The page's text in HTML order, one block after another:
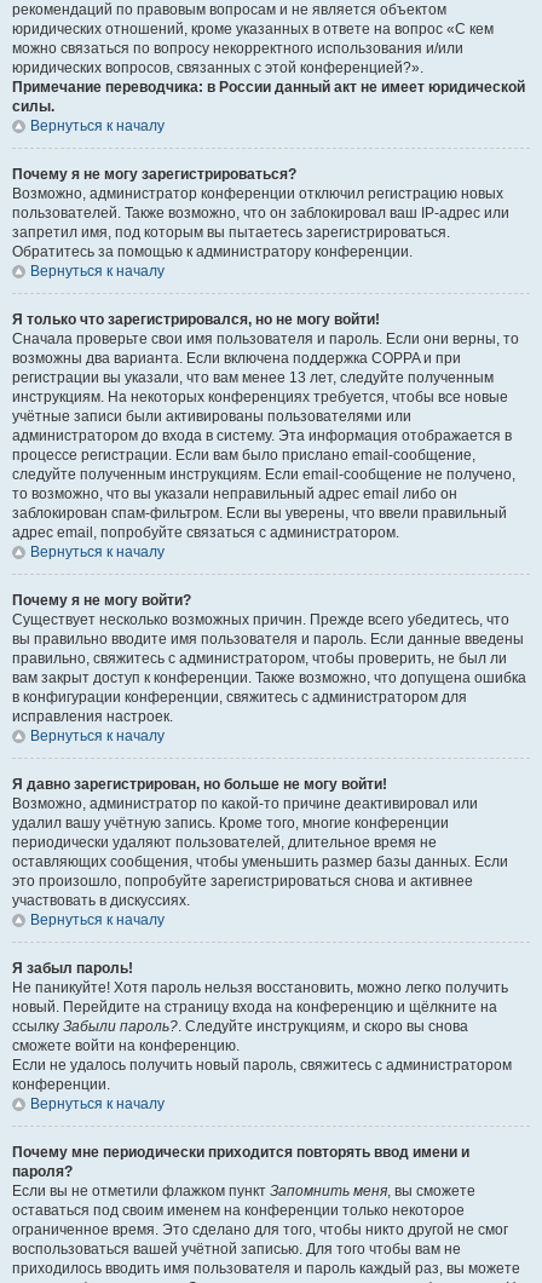
рекомендаций по правовым вопросам и не является объектом
юридических отношений, кроме указанных в ответе на вопрос «С кем
можно связаться по вопросу некорректного использования и/или
юридических вопросов, связанных с этой конференцией?».
Примечание переводчика: в России данный акт не имеет юридической
силы.
Вернуться к началу
Почему я не могу зарегистрироваться?
Возможно, администратор конференции отключил регистрацию новых
пользователей. Также возможно, что он заблокировал ваш IP-адрес или
запретил имя, под которым вы пытаетесь зарегистрироваться.
Обратитесь за помощью к администратору конференции.
Вернуться к началу
Я только что зарегистрировался, но не могу войти!
Сначала проверьте свои имя пользователя и пароль. Если они верны, то
возможны два варианта. Если включена поддержка COPPA и при
регистрации вы указали, что вам менее 13 лет, следуйте полученным
инструкциям. На некоторых конференциях требуется, чтобы все новые
учётные записи были активированы пользователями или
администратором до входа в систему. Эта информация отображается в
процессе регистрации. Если вам было прислано email-сообщение,
следуйте полученным инструкциям. Если email-сообщение не получено,
то возможно, что вы указали неправильный адрес email либо он
заблокирован спам-фильтром. Если вы уверены, что ввели правильный
адрес email, попробуйте связаться с администратором.
Вернуться к началу
Почему я не могу войти?
Существует несколько возможных причин. Прежде всего убедитесь, что
вы правильно вводите имя пользователя и пароль. Если данные введены
правильно, свяжитесь с администратором, чтобы проверить, не был ли
вам закрыт доступ к конференции. Также возможно, что допущена ошибка
в конфигурации конференции, свяжитесь с администратором для
исправления настроек.
Вернуться к началу
Я давно зарегистрирован, но больше не могу войти!
Возможно, администратор по какой-то причине деактивировал или
удалил вашу учётную запись. Кроме того, многие конференции
периодически удаляют пользователей, длительное время не
оставляющих сообщения, чтобы уменьшить размер базы данных. Если
это произошло, попробуйте зарегистрироваться снова и активнее
участвовать в дискуссиях.
Вернуться к началу
Я забыл пароль!
Не паникуйте! Хотя пароль нельзя восстановить, можно легко получить
новый. Перейдите на страницу входа на конференцию и щёлкните на
ссылку Забыли пароль?. Следуйте инструкциям, и скоро вы снова
сможете войти на конференцию.
Если не удалось получить новый пароль, свяжитесь с администратором
конференции.
Вернуться к началу
Почему мне периодически приходится повторять ввод имени и
пароля?
Если вы не отметили флажком пункт Запомнить меня, вы сможете
оставаться под своим именем на конференции только некоторое
ограниченное время. Это сделано для того, чтобы никто другой не смог
воспользоваться вашей учётной записью. Для того чтобы вам не
приходилось вводить имя пользователя и пароль каждый раз, вы можете